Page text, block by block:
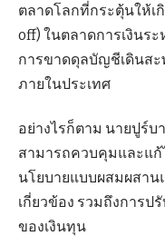
ตลาดโลกที่กระตุ้นให้เ
off) ในตลาดการเงินร
การขาดดุลบัญชีเดินสะ
ภายในประเทศ
อย่างไรก็ตาม นายปูร์
สามารถควบคุมและแก้
นโยบายแบบผสมผสา
เกี่ยวข้อง รวมถึงการป
ของเงินทุน